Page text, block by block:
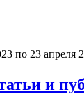
по 23 апреля
и